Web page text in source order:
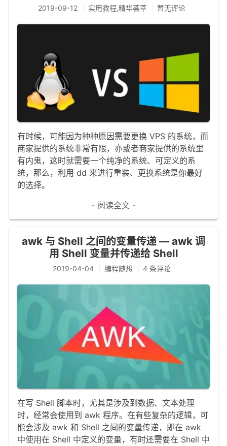
2019-09-12 实用教程,精华荟萃 暂无评论
有时候，可能因为种种原因需要更换 VPS 的系统，而
商家提供的系统非常有限，亦或者商家提供的系统里
有内鬼，这时就需要一个纯净的系统、可定义的系
统，那么，利用 dd 来进行重装、更换系统是你最好
的选择。
- 阅读全文 -
awk 与 Shell 之间的变量传递 — awk 调
用 Shell 变量并传递给 Shell
2019-04-04 编程随想 4 条评论
在写 Shell 脚本时，尤其是涉及到数据、文本处理
时，经常会使用到 awk 程序。在有些复杂的逻辑，可
能会涉及 awk 和 Shell 之间的变量传递，即在 awk
中使用在 Shell 中定义的变量，有时还需要在 Shell 中